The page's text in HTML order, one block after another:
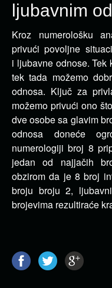
ljubavnim
Kroz numerološku
privući povoljne
i ljubavne odnose. Tek
tek tada možemo
odnosa. Ključ za
možemo privući ono
dve osobe sa glavim
odnosa doneće
numerologiji broj 8
jedan od najjačih
obzirom da je 8 broj
broju broju 2,
brojevima rezultiraće